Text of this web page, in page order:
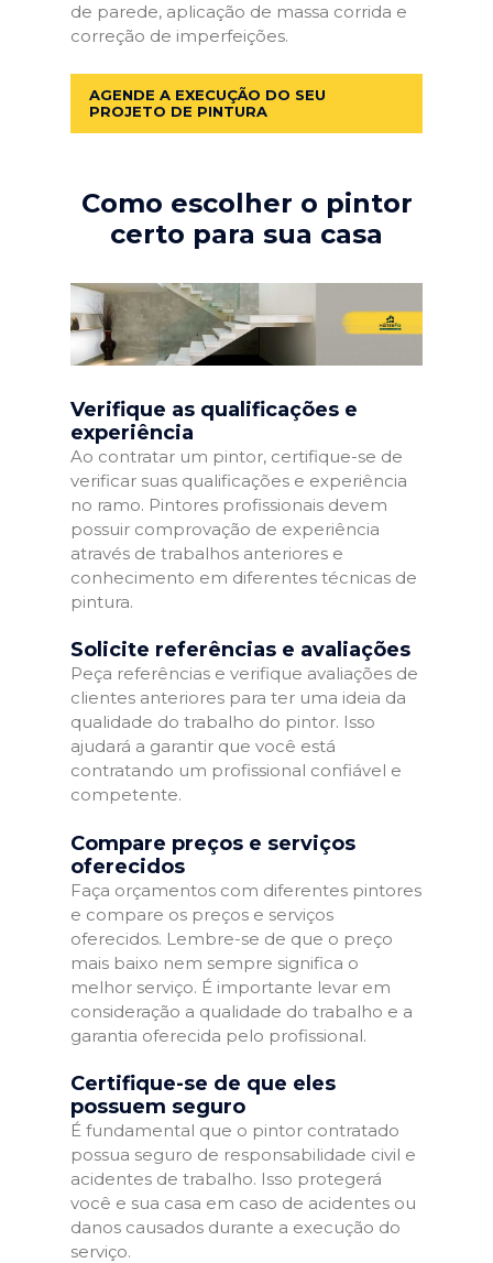
de parede, aplicação de massa corrida e
correção de imperfeições.
AGENDE A EXECUÇÃO DO SEU
PROJETO DE PINTURA
Como escolher o pintor
certo para sua casa
Verifique as qualificações e
experiência
Ao contratar um pintor, certifique-se de
verificar suas qualificações e experiência
no ramo. Pintores profissionais devem
possuir comprovação de experiência
através de trabalhos anteriores e
conhecimento em diferentes técnicas de
pintura.
Solicite referências e avaliações
Peça referências e verifique avaliações de
clientes anteriores para ter uma ideia da
qualidade do trabalho do pintor. Isso
ajudará a garantir que você está
contratando um profissional confiável e
competente.
Compare preços e serviços
oferecidos
Faça orçamentos com diferentes pintores
e compare os preços e serviços
oferecidos. Lembre-se de que o preço
mais baixo nem sempre significa o
melhor serviço. É importante levar em
consideração a qualidade do trabalho e a
garantia oferecida pelo profissional.
Certifique-se de que eles
possuem seguro
É fundamental que o pintor contratado
possua seguro de responsabilidade civil e
acidentes de trabalho. Isso protegerá
você e sua casa em caso de acidentes ou
danos causados durante a execução do
serviço.